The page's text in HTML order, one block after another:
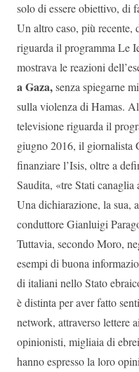
solo di essere obiettivo, di
Un altro caso, più recente,
riguarda il programma Le
mostrava le reazioni
a Gaza,senza spiegarne
sulla violenza di Hamas.
televisione riguarda il
giugno 2016, il giornalista
finanziare l’Isis, oltre a
Saudita, «tre Stati
Una dichiarazione, la sua,
conduttore Gianluigi
Tuttavia, secondo Moro,
esempi di buona
di italiani nello Stato
è distinta per aver fatto
network, attraverso lettere
opinionisti, migliaia di
hanno espresso la loro